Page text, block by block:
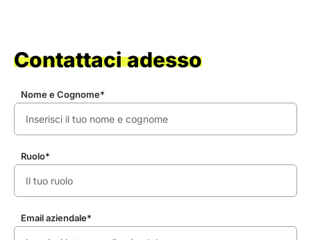
Contattaci adesso
Nome e Cognome*
Ruolo*
Email aziendale*